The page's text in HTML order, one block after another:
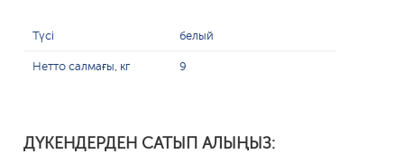
Түсі белый
Нетто салмағы, кг 9
ДҮКЕНДЕРДЕН САТЫП АЛЫҢЫЗ: